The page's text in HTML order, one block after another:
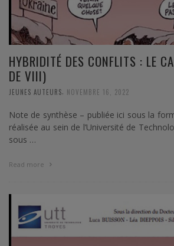
HYBRIDITÉ DES CONFLITS : LE
DE VIII)
JEUNES AUTEURS NOVEMBRE 16, 2022
Note de synthèse – publiée ici sous la
réalisée au sein de l’Université de
sous …
Read more